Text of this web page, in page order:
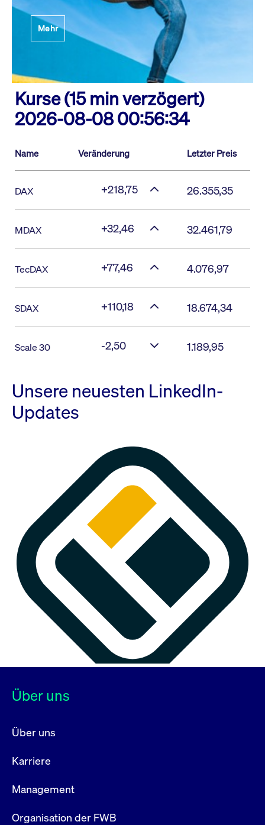
Mehr
Kurse (15 min verzögert)
2026-08-08 00:56:34
Name Veränderung Letzter Preis
DAX +218,75 26.355,35
MDAX +32,46 32.461,79
TecDAX +77,46 4.076,97
SDAX +110,18 18.674,34
Scale 30 -2,50 1.189,95
Unsere neuesten LinkedIn-
Updates
Über uns
Über uns
Karriere
Management
Organisation der FWB